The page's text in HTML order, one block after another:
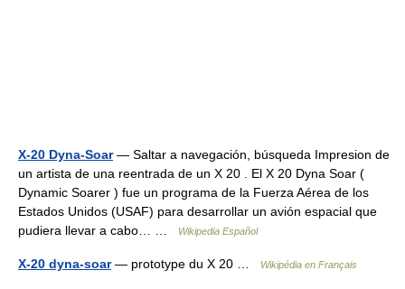
X-20 Dyna-Soar— Saltar a navegación, búsqueda Impresion de
un artista de una reentrada de un X 20 . El X 20 Dyna Soar (
Dynamic Soarer ) fue un programa de la Fuerza Aérea de los
Estados Unidos (USAF) para desarrollar un avión espacial que
pudiera llevar a cabo… …
Wikipedia Español
X-20 dyna-soar— prototype du X 20 … Wikipédia en Français